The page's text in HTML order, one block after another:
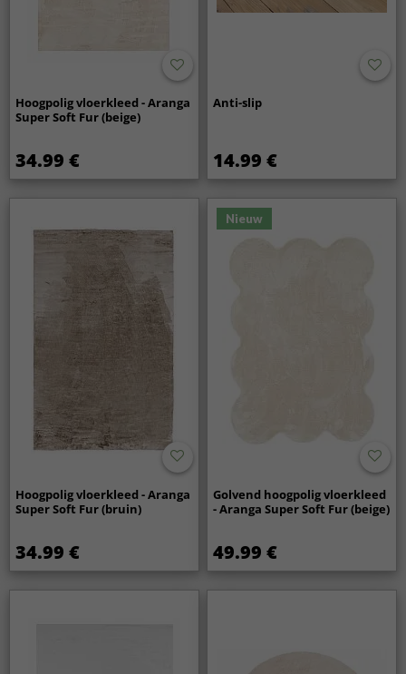
Hoogpolig vloerkleed - Aranga
Super Soft Fur (beige)
34.99 €
Anti-slip
14.99 €
Hoogpolig vloerkleed - Aranga
Super Soft Fur (bruin)
34.99 €
Nieuw
Golvend hoogpolig vloerkleed
- Aranga Super Soft Fur (beige)
49.99 €